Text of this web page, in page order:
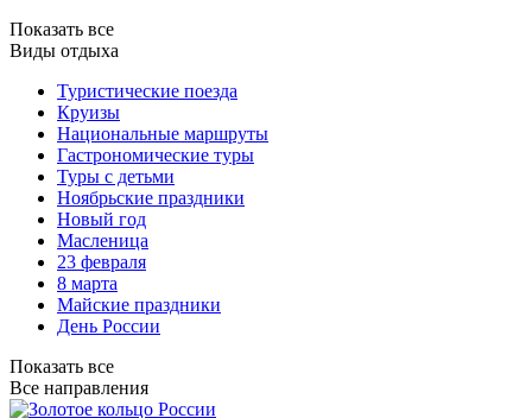
Показать все
Виды отдыха
Туристические поезда
Круизы
Национальные маршруты
Гастрономические туры
Туры с детьми
Ноябрьские праздники
Новый год
Масленица
23 февраля
8 марта
Майские праздники
День России
Показать все
Все направления